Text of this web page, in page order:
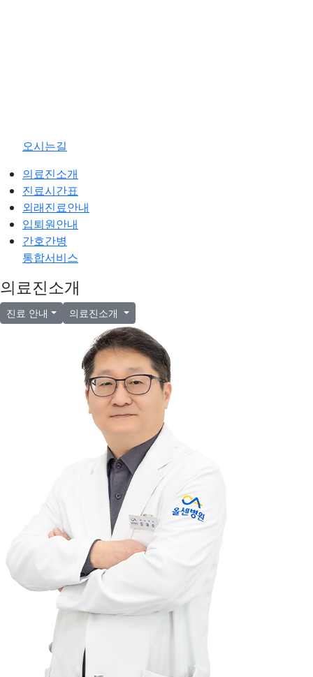
오시는길
의료진소개
진료시간표
외래진료안내
입퇴원안내
간호간병
통합서비스
의료진소개
진료 안내 의료진소개